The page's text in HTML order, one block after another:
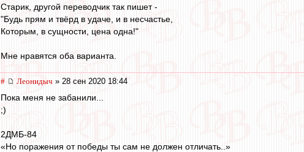
Старик, другой переводчик так пишет -
"Будь прям и твёрд в удаче, и в несчастье,
Которым, в сущности, цена одна!"
Мне нравятся оба варианта.
# Леонидыч » 28 сен 2020 18:44
Пока меня не забанили...
;)
2ДМБ-84
«Но поражения от победы ты сам не должен отличать..»